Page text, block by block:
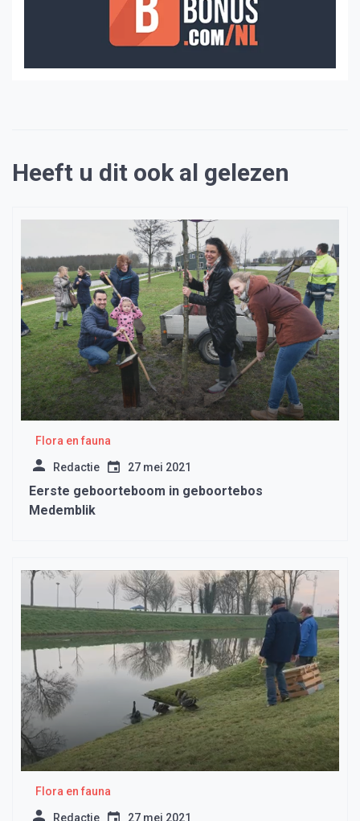
Heeft u dit ook al gelezen
Flora en fauna
Redactie 27 mei 2021
Eerste geboorteboom in geboortebos
Medemblik
Flora en fauna
Redactie 27 mei 2021